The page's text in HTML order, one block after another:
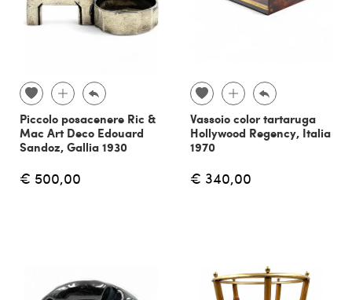
Piccolo posacenere Ric &
Mac Art Deco Edouard
Sandoz, Gallia 1930
€ 500,00
Vassoio color tartaruga
Hollywood Regency, Italia
1970
€ 340,00